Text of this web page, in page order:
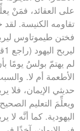
على العقائد، فمَنْ
تقاومه الكنيسة.
فختن طيموتاوس
ليربح اليهود (راجع 1قور9: 19-22).
لم يهتمّ بولسُ يومًا
الأطعمة أم لا.
حديثي الإيمان،
ويعلِّمَ التعليم
اليهودية. كما أنَّه